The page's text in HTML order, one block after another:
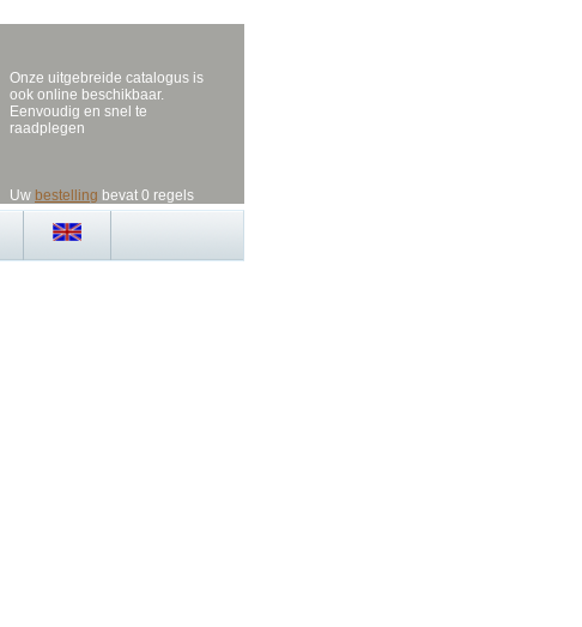
Onze uitgebreide catalogus is
ook online beschikbaar.
Eenvoudig en snel te
raadplegen
Uw bestelling bevat 0 regels